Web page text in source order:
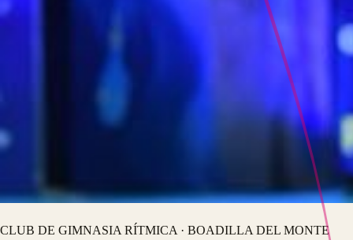
CLUB DE GIMNASIA RÍTMICA · BOADILLA DEL MONTE